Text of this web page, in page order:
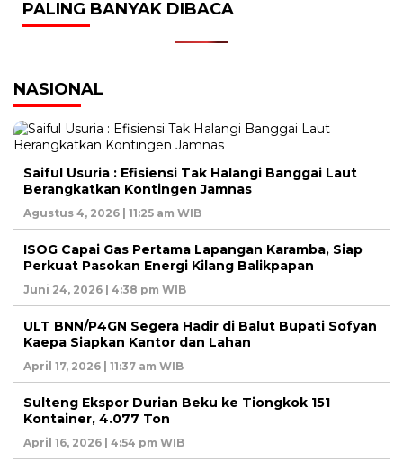
PALING BANYAK DIBACA
NASIONAL
Saiful Usuria : Efisiensi Tak Halangi Banggai Laut
Berangkatkan Kontingen Jamnas
Agustus 4, 2026 | 11:25 am WIB
ISOG Capai Gas Pertama Lapangan Karamba, Siap
Perkuat Pasokan Energi Kilang Balikpapan
Juni 24, 2026 | 4:38 pm WIB
ULT BNN/P4GN Segera Hadir di Balut Bupati Sofyan
Kaepa Siapkan Kantor dan Lahan
April 17, 2026 | 11:37 am WIB
Sulteng Ekspor Durian Beku ke Tiongkok 151
Kontainer, 4.077 Ton
April 16, 2026 | 4:54 pm WIB